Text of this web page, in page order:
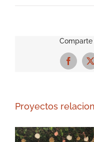
Comparte
X
Proyectos